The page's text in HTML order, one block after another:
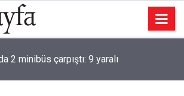
kararlıyız